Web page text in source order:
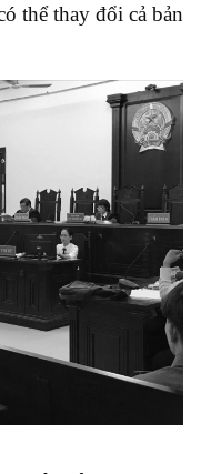
thể thay đổi cả bản